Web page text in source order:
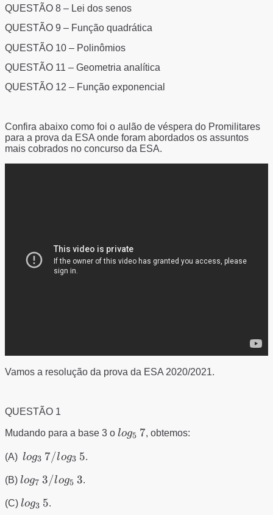
QUESTÃO 8 – Lei dos senos
QUESTÃO 9 – Função quadrática
QUESTÃO 10 – Polinômios
QUESTÃO 11 – Geometria analítica
QUESTÃO 12 – Função exponencial
Confira abaixo como foi o aulão de véspera do Promilitares
para a prova da ESA onde foram abordados os assuntos
mais cobrados no concurso da ESA.
Vamos a resolução da prova da ESA 2020/2021.
QUESTÃO 1
Mudando para a base 3 o log_{5}\,
log5 7, obtemos:
(A) log_{3}\,
5
log3 7/log3 5.
(B) log_{7}\,
3
log7 3/log5 3.
(C) log_{3}\,
log3 5.